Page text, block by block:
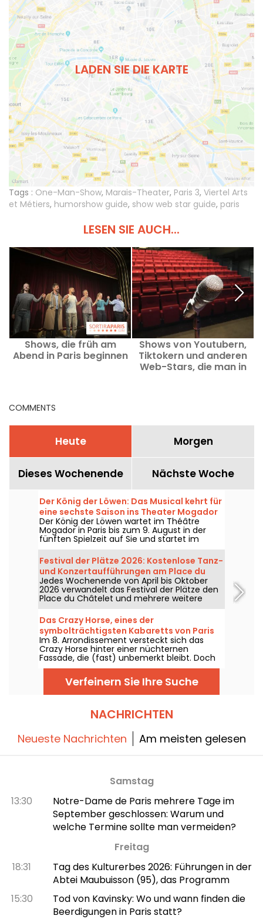
LADEN SIE DIE KARTE
Tags : One-Man-Show, Marais-Theater, Paris 3, Viertel Arts
et Métiers, humorshow guide, show web star guide, paris
LESEN SIE AUCH...
Shows, die früh am
Abend in Paris beginnen
Shows von Youtubern,
Tiktokern und anderen
Web-Stars, die man in
COMMENTS
Heute Morgen
Dieses Wochenende Nächste Woche
Der König der Löwen: Das Musical kehrt für
eine sechste Saison ins Theater Mogador
zurück – unsere Kritik
Der König der Löwen wartet im Théâtre
Mogador in Paris bis zum 9. August in der
fünften Spielzeit auf Sie und startet im
September 2026 die sechste Spielzeit, mehr
als zehn Jahre nach seiner letzten
Vorstellung in diesem Pariser Theater. Man
hat ihn gesehen, wir sagen Ihnen alles!
Festival der Plätze 2026: Kostenlose Tanz-
und Konzertaufführungen am Place du
Châtelet und an weiteren Orten in Paris
Jedes Wochenende von April bis Oktober
2026 verwandelt das Festival der Plätze den
Place du Châtelet und mehrere weitere
Pariser Plätze in Freilichtbühnen mit
Tanzworkshops, Konzerten und
Performances – alles völlig kostenlos und
vom Théâtre de la Ville veranstaltet.
Das Crazy Horse, eines der
symbolträchtigsten Kabaretts von Paris
Im 8. Arrondissement versteckt sich das
Crazy Horse hinter einer nüchternen
Fassade, die (fast) unbemerkt bleibt. Doch
sobald Sie die Eingangstür durchschritten
haben, ist es eine ganz andere Atmosphäre,
die Sie in eine wunderbare Show aus Tanz,
Performance und Lichtdekorationen
Verfeinern Sie Ihre Suche
NACHRICHTEN
Neueste Nachrichten Am meisten gelesen
Samstag
13:30
Notre-Dame de Paris mehrere Tage im
September geschlossen: Warum und
welche Termine sollte man vermeiden?
Freitag
18:31
Tag des Kulturerbes 2026: Führungen in der
Abtei Maubuisson (95), das Programm
15:30
Tod von Kavinsky: Wo und wann finden die
Beerdigungen in Paris statt?